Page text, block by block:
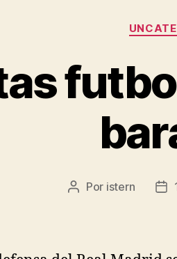
Autor
Por istern